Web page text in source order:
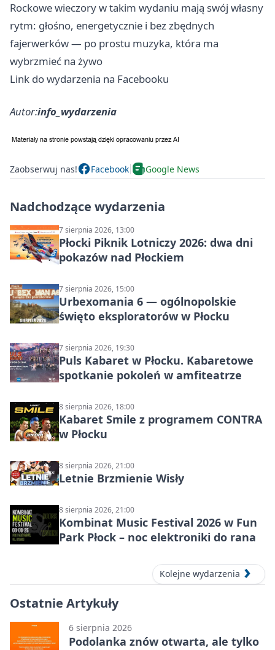
Rockowe wieczory w takim wydaniu mają swój własny
rytm: głośno, energetycznie i bez zbędnych
fajerwerków — po prostu muzyka, która ma
wybrzmieć na żywo
Link do wydarzenia na Facebooku
Autor:info_wydarzenia
Zaobserwuj nas! Facebook Google News
Nadchodzące wydarzenia
7 sierpnia 2026, 13:00
Płocki Piknik Lotniczy 2026: dwa dni
pokazów nad Płockiem
7 sierpnia 2026, 15:00
Urbexomania 6 — ogólnopolskie
święto eksploratorów w Płocku
7 sierpnia 2026, 19:30
Puls Kabaret w Płocku. Kabaretowe
spotkanie pokoleń w amfiteatrze
8 sierpnia 2026, 18:00
Kabaret Smile z programem CONTRA
w Płocku
8 sierpnia 2026, 21:00
Letnie Brzmienie Wisły
8 sierpnia 2026, 21:00
Kombinat Music Festival 2026 w Fun
Park Płock – noc elektroniki do rana
Kolejne wydarzenia
Ostatnie Artykuły
6 sierpnia 2026
Podolanka znów otwarta, ale tylko